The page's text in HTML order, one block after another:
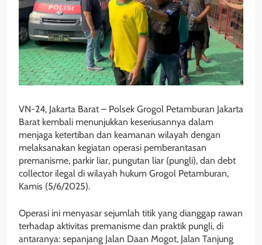
VN-24, Jakarta Barat – Polsek Grogol Petamburan Jakarta
Barat kembali menunjukkan keseriusannya dalam
menjaga ketertiban dan keamanan wilayah dengan
melaksanakan kegiatan operasi pemberantasan
premanisme, parkir liar, pungutan liar (pungli), dan debt
collector ilegal di wilayah hukum Grogol Petamburan,
Kamis (5/6/2025).
Operasi ini menyasar sejumlah titik yang dianggap rawan
terhadap aktivitas premanisme dan praktik pungli, di
antaranya: sepanjang Jalan Daan Mogot, Jalan Tanjung